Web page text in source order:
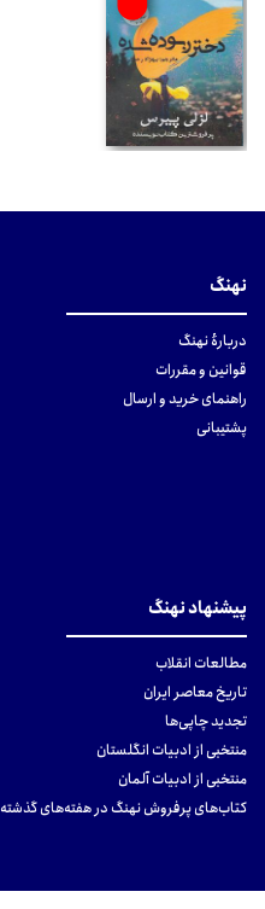
نهنگ
دربارهٔ نهنگ
قوانین و مقررات
راهنمای خرید و ارسال
پشتیبانی
پیشنهاد نهنگ
مطالعات انقلاب
تاریخ معاصر ایران
تجدید چاپی‌ها
منتخبی از ادبیات انگلستان
منتخبی از ادبیات آلمان
کتاب‌های پرفروش نهنگ در هفته‌های گذشته